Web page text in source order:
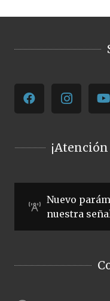
Nuevo
nuestra